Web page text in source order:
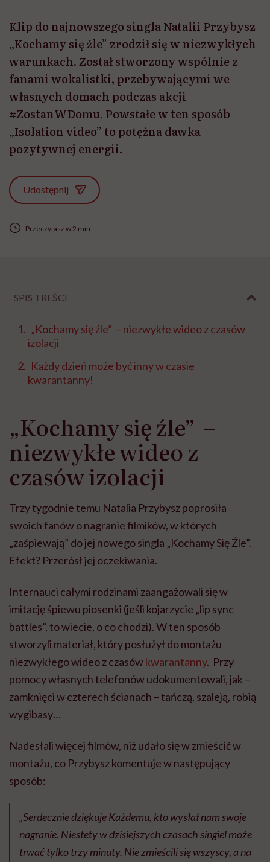
Klip do najnowszego singla Natalii Przybysz
„Kochamy się źle” zrodził się w niezwykłych
warunkach. Został stworzony wspólnie z
fanami wokalistki, przebywającymi we
własnych domach podczas akcji
#ZostanWDomu. Powstałe w ten sposób
„Isolation video” to potężna dawka
pozytywnej energii.
Udostępnij
Przeczytasz w 2 min
SPIS TREŚCI
„Kochamy się źle” – niezwykłe wideo z czasów
izolacji
Każdy dzień może być inny w czasie
kwarantanny!
„Kochamy się źle” –
niezwykłe wideo z
czasów izolacji
Trzy tygodnie temu Natalia Przybysz poprosiła
swoich fanów o nagranie filmików, w których
„zaśpiewają” do jej nowego singla „Kochamy Się Źle”.
Efekt? Przerósł jej oczekiwania.
Internauci całymi rodzinami zaangażowali się w
imitację śpiewu piosenki (jeśli kojarzycie „lip sync
battles”, to wiecie, o co chodzi). W ten sposób
stworzyli materiał, który posłużył do montażu
niezwykłego wideo z czasówkwarantanny. Przy
pomocy własnych telefonów udokumentowali, jak –
zamknięci w czterech ścianach – tańczą, szaleją, robią
wygibasy…
Nadesłali więcej filmów, niż udało się w zmieścić w
montażu, co Przybysz komentuje w następujący
sposób:
„Serdecznie dziękuje Każdemu, kto wysłał nam swoje
nagranie. Niestety w dzisiejszych czasach singiel może
trwać tylko trzy minuty. Nie zmieścili się wszyscy, a na